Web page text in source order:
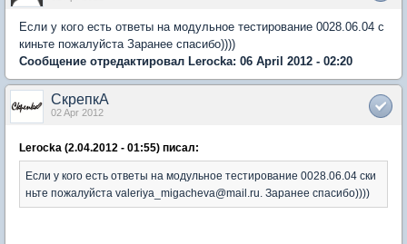
Если у кого есть ответы на модульное тестирование 0028.06.04 с
киньте пожалуйста Заранее спасибо))))
Сообщение отредактировал Lerocka: 06 April 2012 - 02:20
СкрепкА
02 Apr 2012
Lerocka (2.04.2012 - 01:55) писал:
Если у кого есть ответы на модульное тестирование 0028.06.04 ски
ньте пожалуйста valeriya_migacheva@mail.ru. Заранее спасибо))))